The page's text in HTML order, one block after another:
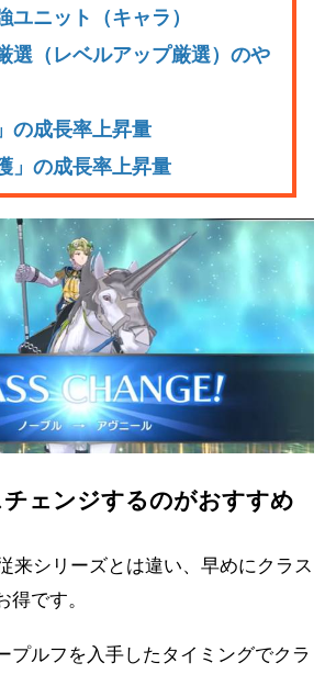
ユニット（キャラ）
選（レベルアップ厳選）のや
の成長率上昇量
」の成長率上昇量
ェンジするのがおすすめ
来シリーズとは違い、早めにクラス
です。
プルフを入手したタイミングでクラ